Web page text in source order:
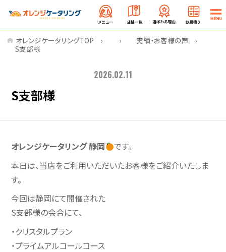
オレンジケータリングTOP
実績・お客様の声
S支部様
2026.02.11
S支部様
オレンジケータリング 静岡
です。
本日は、当店をご利用いただいたお客様をご紹介いたしま
す。
今回は静岡にて開催された
S支部様の会合にて、
・クリスタルプラン
・プライムアルコールコース